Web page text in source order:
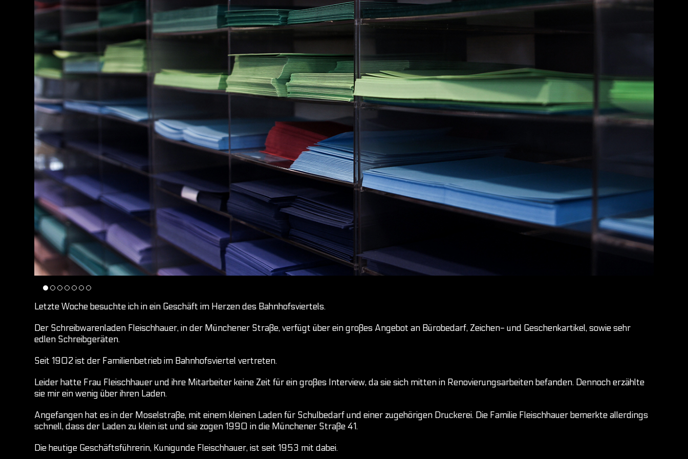
Letzte Woche besuchte ich in ein Geschäft im Herzen des Bahnhofsviertels.
Der Schreibwarenladen Fleischhauer, in der Münchener Straße, verfügt über ein großes Angebot an Bürobedarf, Zeichen- und Geschenkartikel, sowie sehr
edlen Schreibgeräten.
Seit 1902 ist der Familienbetrieb im Bahnhofsviertel vertreten.
Leider hatte Frau Fleischhauer und ihre Mitarbeiter keine Zeit für ein großes Interview, da sie sich mitten in Renovierungsarbeiten befanden. Dennoch erzählte
sie mir ein wenig über ihren Laden.
Angefangen hat es in der Moselstraße, mit einem kleinen Laden für Schulbedarf und einer zugehörigen Druckerei. Die Familie Fleischhauer bemerkte allerdings
schnell, dass der Laden zu klein ist und sie zogen 1990 in die Münchener Straße 41.
Die heutige Geschäftsführerin, Kunigunde Fleischhauer, ist seit 1953 mit dabei.